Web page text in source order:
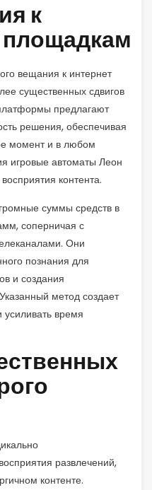
к
вещания к интернет
существенных сдвигов
предлагают
решения, обеспечивая
момент и в любом
игровые автоматы Леон
контента.
суммы средств в
соперничая с
Они
познания для
и создания
метод создает
время
развлечений,
контенте.